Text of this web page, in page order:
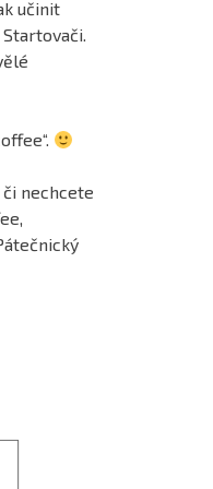
učinit
nechcete